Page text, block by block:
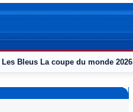
Les Bleus La coupe du monde 2026